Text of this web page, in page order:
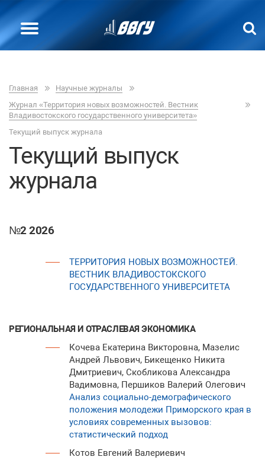
Главная
Научные журналы
Журнал «Территория новых возможностей. Вестник
Владивостокского государственного университета»
Текущий выпуск журнала
Текущий выпуск
журнала
№2 2026
ТЕРРИТОРИЯ НОВЫХ ВОЗМОЖНОСТЕЙ.
ВЕСТНИК ВЛАДИВОСТОКСКОГО
ГОСУДАРСТВЕННОГО УНИВЕРСИТЕТА
РЕГИОНАЛЬНАЯ И ОТРАСЛЕВАЯ ЭКОНОМИКА
Кочева Екатерина Викторовна, Мазелис
Андрей Львович, Бикещенко Никита
Дмитриевич, Скобликова Александра
Вадимовна, Першиков Валерий Олегович
Анализ социально-демографического
положения молодежи Приморского края в
условиях современных вызовов:
статистический подход
Котов Евгений Валериевич